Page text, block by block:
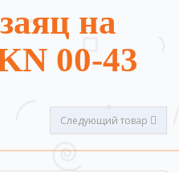
на
00-43
Следующий товар